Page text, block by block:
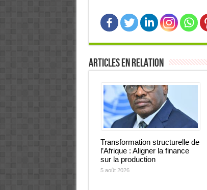
Articles en relation
Transformation structurelle de
l’Afrique : Aligner la finance
sur la production
5 août 2026